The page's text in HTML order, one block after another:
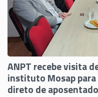
ANPT recebe visita
instituto Mosap
direto de